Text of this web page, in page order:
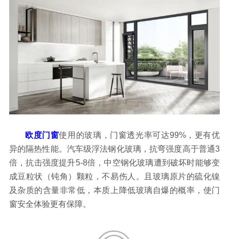
欧度门窗使用的玻璃，门窗透光率可达99%，更有优
异的隔热性能。汽车级浮法钢化玻璃，抗弯强度高于普通3
倍，抗击强度提升5-8倍，中空钢化玻璃遭到破坏时能够变
成豆粒状（钝角）颗粒，不易伤人。且玻璃原片的硫化镍
及杂质的含量非常低，本质上降低玻璃自爆的概率，使门
窗安全体验更有保障。